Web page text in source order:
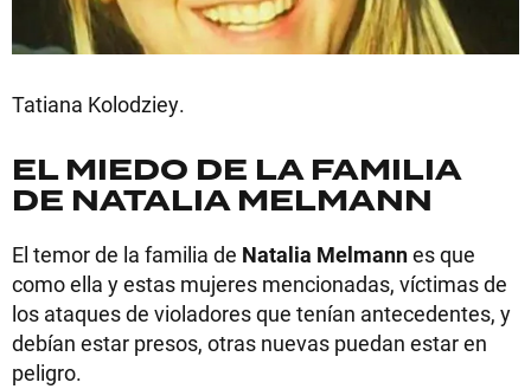
Tatiana Kolodziey.
EL MIEDO DE LA FAMILIA
DE NATALIA MELMANN
El temor de la familia de Natalia Melmannes que
como ella y estas mujeres mencionadas, víctimas de
los ataques de violadores que tenían antecedentes, y
debían estar presos, otras nuevas puedan estar en
peligro.